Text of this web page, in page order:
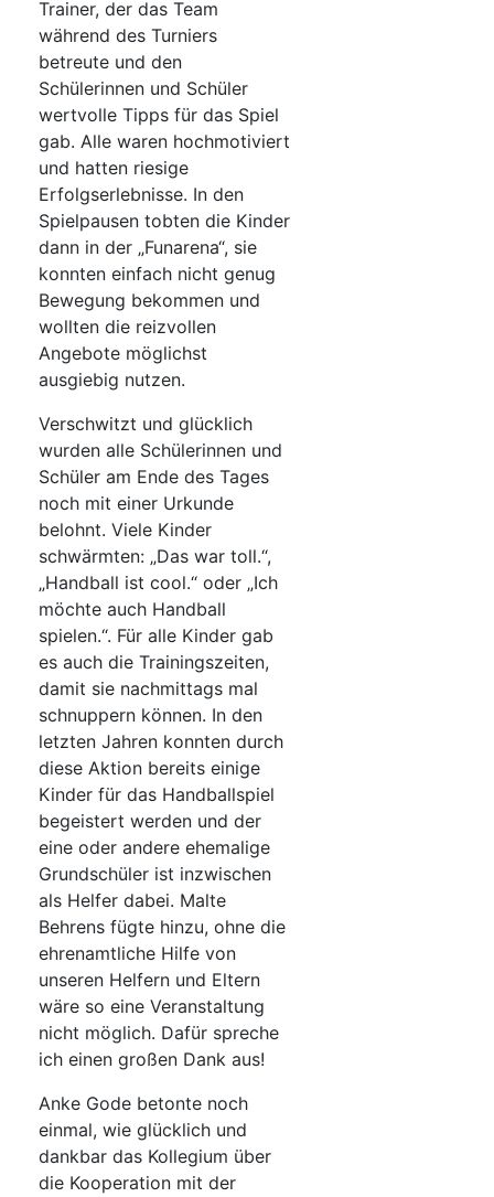
Trainer, der das Team
während des Turniers
betreute und den
Schülerinnen und Schüler
wertvolle Tipps für das Spiel
gab. Alle waren hochmotiviert
und hatten riesige
Erfolgserlebnisse. In den
Spielpausen tobten die Kinder
dann in der „Funarena“, sie
konnten einfach nicht genug
Bewegung bekommen und
wollten die reizvollen
Angebote möglichst
ausgiebig nutzen.
Verschwitzt und glücklich
wurden alle Schülerinnen und
Schüler am Ende des Tages
noch mit einer Urkunde
belohnt. Viele Kinder
schwärmten: „Das war toll.“,
„Handball ist cool.“ oder „Ich
möchte auch Handball
spielen.“. Für alle Kinder gab
es auch die Trainingszeiten,
damit sie nachmittags mal
schnuppern können. In den
letzten Jahren konnten durch
diese Aktion bereits einige
Kinder für das Handballspiel
begeistert werden und der
eine oder andere ehemalige
Grundschüler ist inzwischen
als Helfer dabei. Malte
Behrens fügte hinzu, ohne die
ehrenamtliche Hilfe von
unseren Helfern und Eltern
wäre so eine Veranstaltung
nicht möglich. Dafür spreche
ich einen großen Dank aus!
Anke Gode betonte noch
einmal, wie glücklich und
dankbar das Kollegium über
die Kooperation mit der